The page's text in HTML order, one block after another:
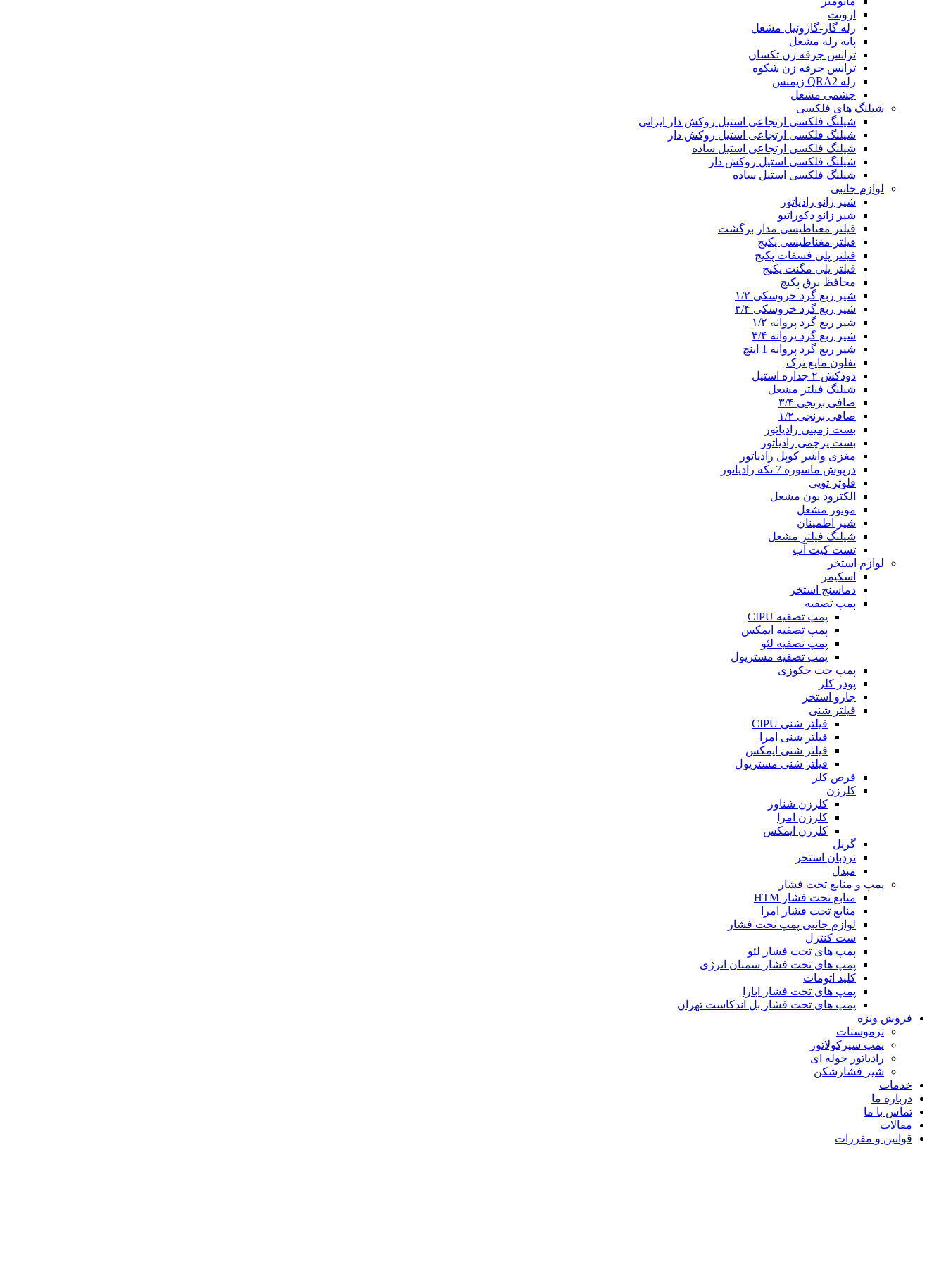
ارونت
رله گاز-گازوئیل مشعل
پایه رله مشعل
ترانس جرقه زن تکسان
ترانس جرقه زن شکوه
رله QRA2 زیمنس
چشمی مشعل
شیلنگ های فلکسی
شیلنگ فلکسی ارتجاعی استیل روکش دار ایرانی
شیلنگ فلکسی ارتجاعی استیل روکش دار
شیلنگ فلکسی ارتجاعی استیل ساده
شیلنگ فلکسی استیل روکش دار
شیلنگ فلکسی استیل ساده
لوازم جانبی
شیر زانو رادیاتور
شیر زانو دکوراتیو
فیلتر مغناطیسی مدار برگشت
فیلتر مغناطیسی پکیج
فیلتر پلی فسفات پکیج
فیلتر پلی مگنت پکیج
محافظ برق پکیج
شیر ربع گرد خروسکی ۱/۲
شیر ربع گرد خروسکی ۳/۴
شیر ربع گرد پروانه ۱/۲
شیر ربع گرد پروانه ۳/۴
شیر ربع گرد پروانه 1 اینچ
تفلون مایع ترک
دودکش ۲ جداره استیل
شیلنگ فیلتر مشعل
صافی برنجی ۳/۴
صافی برنجی ۱/۲
بست زمینی رادیاتور
بست پرچمی رادیاتور
مغزی واشر کوپل رادیاتور
درپوش ماسوره 7 تکه رادیاتور
فلوتر توپی
الکترود یون مشعل
موتور مشعل
شیر اطمینان
شیلنگ فیلتر مشعل
تست کیت آب
لوازم استخر
اسکیمر
دماسنج استخر
پمپ تصفیه
پمپ تصفیه CIPU
پمپ تصفیه ایمکس
پمپ تصفیه لئو
پمپ تصفیه مسترپول
پمپ جت جکوزی
پودر کلر
جارو استخر
فیلتر شنی
فیلتر شنی CIPU
فیلتر شنی امرا
فیلتر شنی ایمکس
فیلتر شنی مسترپول
قرص کلر
کلرزن
کلرزن شناور
کلرزن امرا
کلرزن ایمکس
گریل
نردبان استخر
مبدل
پمپ و منابع تحت فشار
منابع تحت فشار HTM‎
منابع تحت فشار امرا
لوازم جانبی پمپ تحت فشار
ست کنترل
پمپ های تحت فشار لئو
پمپ های تحت فشار سمنان انرژی
کلید اتومات
پمپ های تحت فشار ابارا
پمپ های تحت فشار بل اندکاست تهران
فروش ویژه
ترموستات
پمپ سیرکولاتور
رادیاتور حوله ای
شیر فشارشکن
خدمات
درباره ما
تماس با ما
مقالات
قوانین و مقررات